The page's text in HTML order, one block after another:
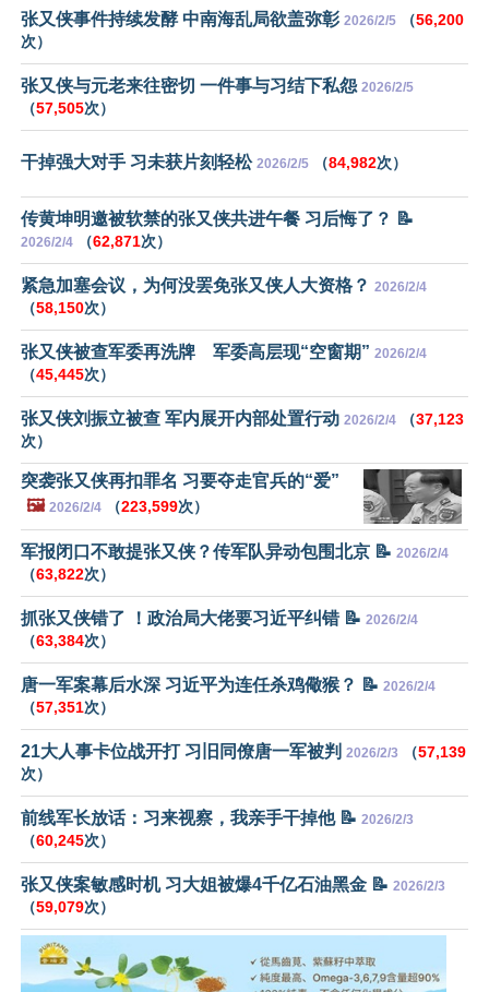
张又侠事件持续发酵 中南海乱局欲盖弥彰 2026/2/5 （56,200
次）
张又侠与元老来往密切 一件事与习结下私怨 2026/2/5
（57,505次）
干掉强大对手 习未获片刻轻松 2026/2/5 （84,982次）
传黄坤明邀被软禁的张又侠共进午餐 习后悔了？ 📝
2026/2/4 （62,871次）
紧急加塞会议，为何没罢免张又侠人大资格？ 2026/2/4
（58,150次）
张又侠被查军委再洗牌 军委高层现“空窗期” 2026/2/4
（45,445次）
张又侠刘振立被查 军内展开内部处置行动 2026/2/4 （37,123
次）
突袭张又侠再扣罪名 习要夺走官兵的“爱”
🖼️ 2026/2/4 （223,599次）
军报闭口不敢提张又侠？传军队异动包围北京 📝 2026/2/4
（63,822次）
抓张又侠错了 ！政治局大佬要习近平纠错 📝 2026/2/4
（63,384次）
唐一军案幕后水深 习近平为连任杀鸡儆猴？ 📝 2026/2/4
（57,351次）
21大人事卡位战开打 习旧同僚唐一军被判 2026/2/3 （57,139
次）
前线军长放话：习来视察，我亲手干掉他 📝 2026/2/3
（60,245次）
张又侠案敏感时机 习大姐被爆4千亿石油黑金 📝 2026/2/3
（59,079次）